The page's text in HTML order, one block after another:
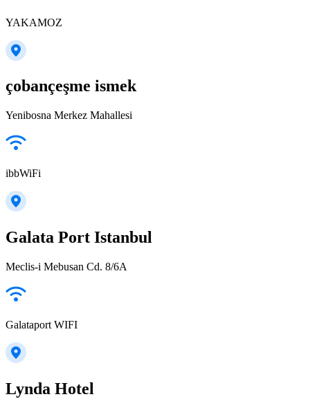
YAKAMOZ
çobançeşme ismek
Yenibosna Merkez Mahallesi
ibbWiFi
Galata Port Istanbul
Meclis-i Mebusan Cd. 8/6A
Galataport WIFI
Lynda Hotel